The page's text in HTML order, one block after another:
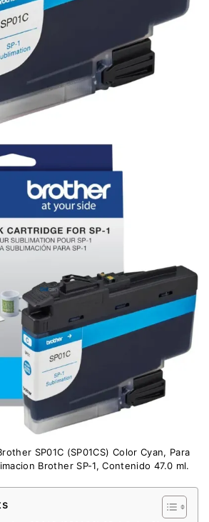
SP01C (SP01CS) Color Cyan, Para
Brother SP-1, Contenido 47.0 ml.